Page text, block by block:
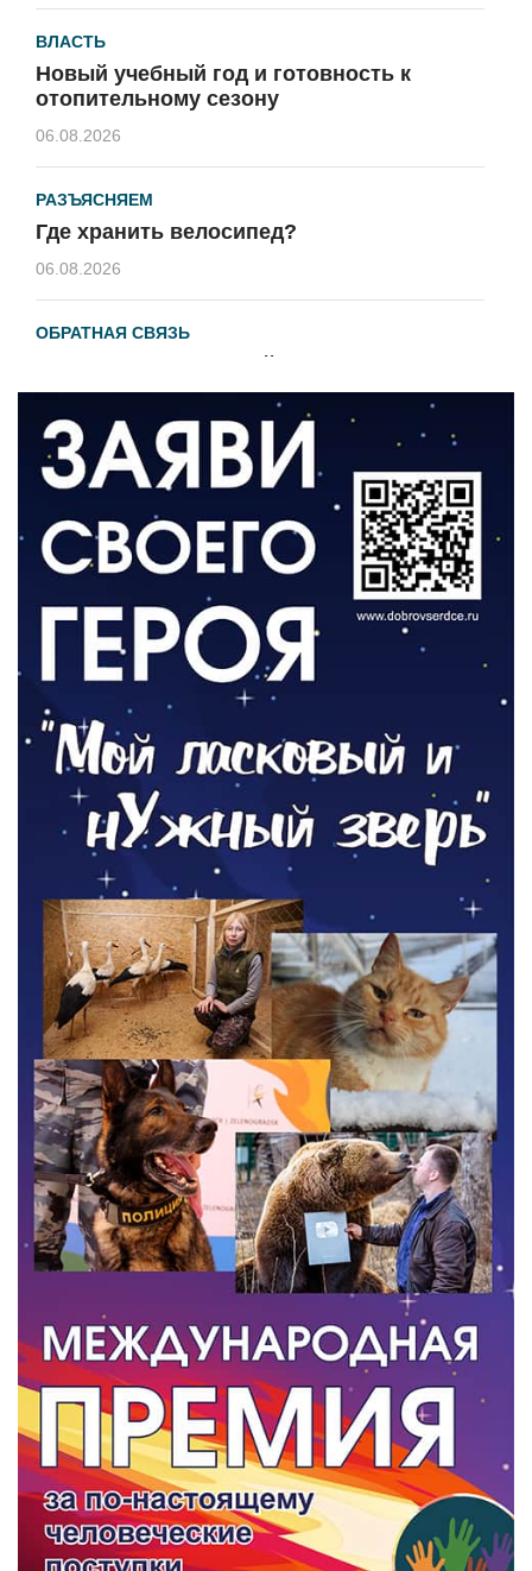
ВЛАСТЬ
Новый учебный год и готовность к
отопительному сезону
06.08.2026
РАЗЪЯСНЯЕМ
Где хранить велосипед?
06.08.2026
ОБРАТНАЯ СВЯЗЬ
Администрация онлайн
ВЛАСТЬ
День памяти и «Симфония народов»
06.08.2026
Новый настил на экотропе
05.08.2026